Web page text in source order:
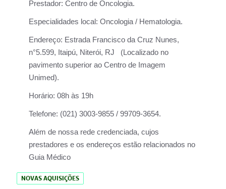
Prestador: Centro de Oncologia.
Especialidades local: Oncologia / Hematologia.
Endereço: Estrada Francisco da Cruz Nunes,
n°5.599, Itaipú, Niterói, RJ (Localizado no
pavimento superior ao Centro de Imagem
Unimed).
Horário: 08h às 19h
Telefone: (021) 3003-9855 / 99709-3654.
Além de nossa rede credenciada, cujos
prestadores e os endereços estão relacionados no
Guia Médico
NOVAS AQUISIÇÕES